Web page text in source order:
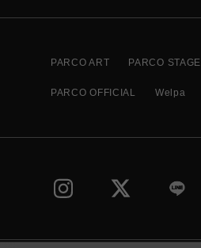
PARCO ART PARCO STAGE
PARCO OFFICIAL Welpa